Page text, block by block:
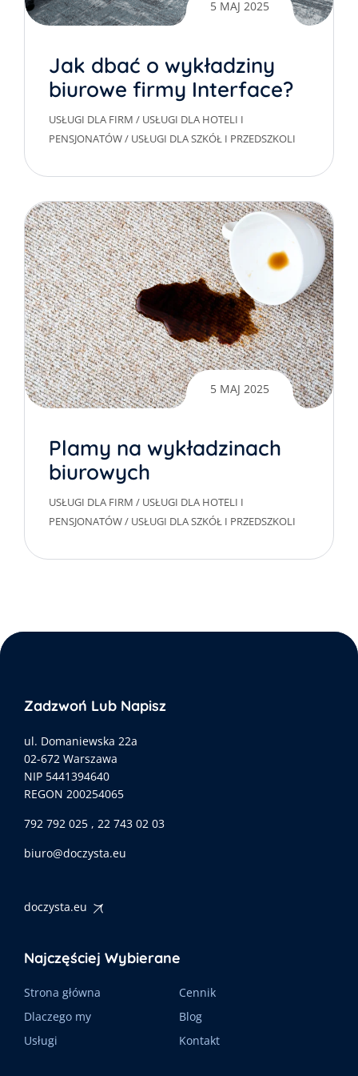
5 MAJ 2025
Jak dbać o wykładziny
biurowe firmy Interface?
USŁUGI DLA FIRM / USŁUGI DLA HOTELI I
PENSJONATÓW/ USŁUGI DLA SZKÓŁ I PRZEDSZKOLI
5 MAJ 2025
Plamy na wykładzinach
biurowych
USŁUGI DLA FIRM / USŁUGI DLA HOTELI I
PENSJONATÓW/ USŁUGI DLA SZKÓŁ I PRZEDSZKOLI
Zadzwoń Lub Napisz
ul. Domaniewska 22a
02-672 Warszawa
NIP 5441394640
REGON 200254065
792 792 025 , 22 743 02 03
biuro@doczysta.eu
doczysta.eu
Najczęściej Wybierane
Strona główna
Cennik
Dlaczego my
Blog
Usługi
Kontakt